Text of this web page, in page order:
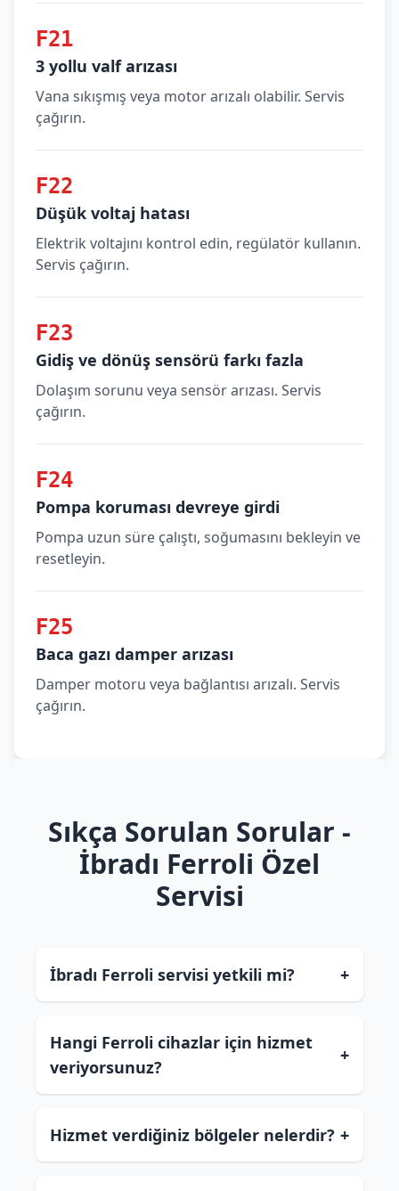
F21
3 yollu valf arızası
Vana sıkışmış veya motor arızalı olabilir. Servis
çağırın.
F22
Düşük voltaj hatası
Elektrik voltajını kontrol edin, regülatör kullanın.
Servis çağırın.
F23
Gidiş ve dönüş sensörü farkı fazla
Dolaşım sorunu veya sensör arızası. Servis
çağırın.
F24
Pompa koruması devreye girdi
Pompa uzun süre çalıştı, soğumasını bekleyin ve
resetleyin.
F25
Baca gazı damper arızası
Damper motoru veya bağlantısı arızalı. Servis
çağırın.
Sıkça Sorulan Sorular -
İbradı Ferroli Özel
Servisi
İbradı Ferroli servisi yetkili mi? +
Hangi Ferroli cihazlar için hizmet
veriyorsunuz?
+
Hizmet verdiğiniz bölgeler nelerdir? +